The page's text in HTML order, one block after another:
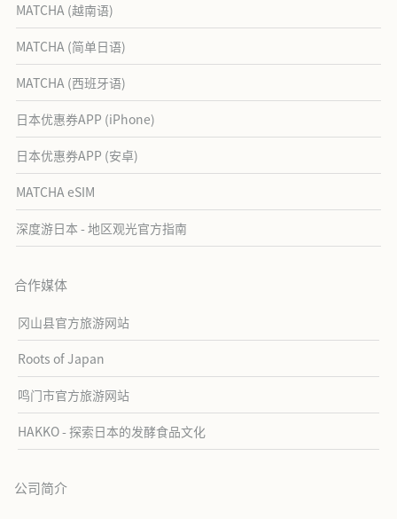
MATCHA (越南语)
MATCHA (简单日语)
MATCHA (西班牙语)
日本优惠券APP (iPhone)
日本优惠券APP (安卓)
MATCHA eSIM
深度游日本 - 地区观光官方指南
合作媒体
冈山县官方旅游网站
Roots of Japan
鸣门市官方旅游网站
HAKKO - 探索日本的发酵食品文化
公司简介